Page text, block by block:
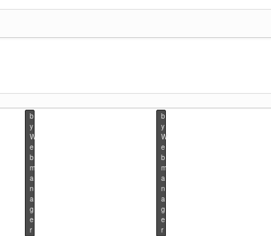
b
y
W
e
b
m
a
n
a
g
e
r
b
y
W
e
b
m
a
n
a
g
e
r